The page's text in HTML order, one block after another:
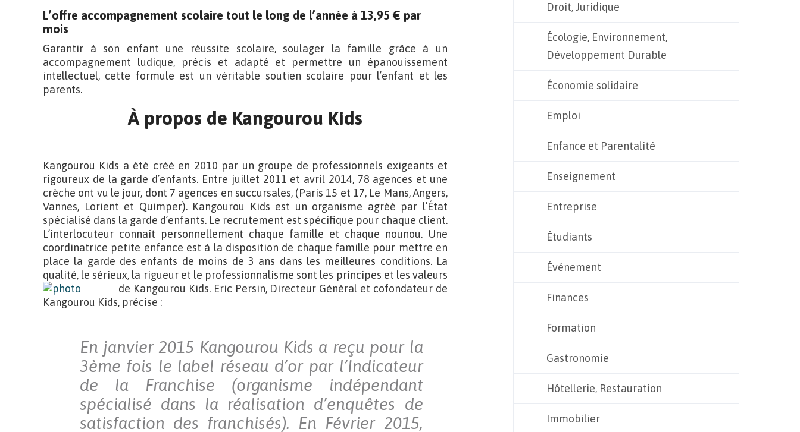
L’offre accompagnement scolaire tout le long de l’année à 13,95 € par
mois
Garantir à son enfant une réussite scolaire, soulager la famille grâce à un
accompagnement ludique, précis et adapté et permettre un épanouissement
intellectuel, cette formule est un véritable soutien scolaire pour l’enfant et les
parents.
À propos de Kangourou Kids
Kangourou Kids a été créé en 2010 par un groupe de professionnels exigeants et
rigoureux de la garde d’enfants. Entre juillet 2011 et avril 2014, 78 agences et une
crèche ont vu le jour, dont 7 agences en succursales, (Paris 15 et 17, Le Mans, Angers,
Vannes, Lorient et Quimper). Kangourou Kids est un organisme agréé par l’État
spécialisé dans la garde d’enfants. Le recrutement est spécifique pour chaque client.
L’interlocuteur connaît personnellement chaque famille et chaque nounou. Une
coordinatrice petite enfance est à la disposition de chaque famille pour mettre en
place la garde des enfants de moins de 3 ans dans les meilleures conditions. La
qualité, le sérieux, la rigueur et le professionnalisme sont les principes et les valeurs
de Kangourou Kids. Eric Persin, Directeur Général et cofondateur de
Kangourou Kids, précise :
En janvier 2015 Kangourou Kids a reçu pour la
3ème fois le label réseau d’or par l’Indicateur
de la Franchise (organisme indépendant
spécialisé dans la réalisation d’enquêtes de
satisfaction des franchisés). En Février 2015,
Droit, Juridique
Écologie, Environnement,
Développement Durable
Économie solidaire
Emploi
Enfance et Parentalité
Enseignement
Entreprise
Étudiants
Événement
Finances
Formation
Gastronomie
Hôtellerie, Restauration
Immobilier